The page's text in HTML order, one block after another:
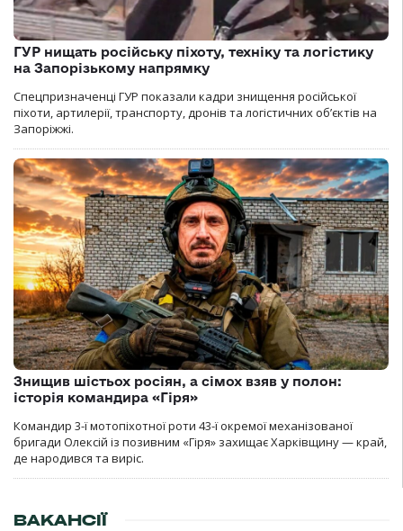
ГУР нищать російську піхоту, техніку та логістику
на Запорізькому напрямку
Спецпризначенці ГУР показали кадри знищення російської
піхоти, артилерії, транспорту, дронів та логістичних об’єктів на
Запоріжжі.
Знищив шістьох росіян, а сімох взяв у полон:
історія командира «Гіря»
Командир 3-ї мотопіхотної роти 43-ї окремої механізованої
бригади Олексій із позивним «Гіря» захищає Харківщину — край,
де народився та виріс.
ВАКАНСІЇ